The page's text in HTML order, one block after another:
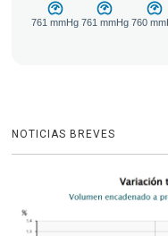
NOTICIAS BREVES